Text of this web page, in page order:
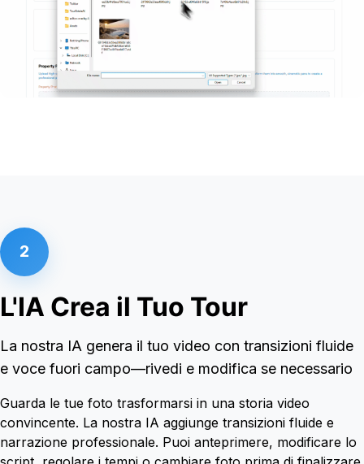
2
L'IA Crea il Tuo Tour
La nostra IA genera il tuo video con transizioni fluide
e voce fuori campo—rivedi e modifica se necessario
Guarda le tue foto trasformarsi in una storia video
convincente. La nostra IA aggiunge transizioni fluide e
narrazione professionale. Puoi anteprimere, modificare lo